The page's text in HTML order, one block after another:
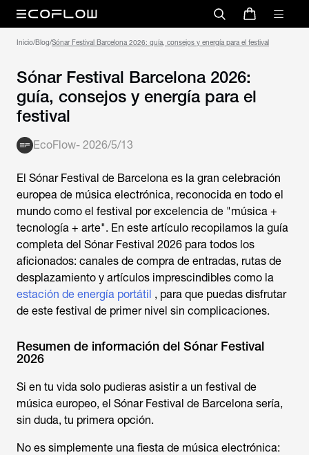
Inicio/Blog/Sónar Festival Barcelona 2026: guía, consejos y energía para el festival
Sónar Festival Barcelona 2026:
guía, consejos y energía para el
festival
EcoFlow- 2026/5/13
El Sónar Festival de Barcelona es la gran celebración
europea de música electrónica, reconocida en todo el
mundo como el festival por excelencia de "música +
tecnología + arte". En este artículo recopilamos la guía
completa del Sónar Festival 2026 para todos los
aficionados: canales de compra de entradas, rutas de
desplazamiento y artículos imprescindibles como la
estación de energía portátil , para que puedas disfrutar
de este festival de primer nivel sin complicaciones.
Resumen de información del Sónar Festival
2026
Si en tu vida solo pudieras asistir a un festival de
música europeo, el Sónar Festival de Barcelona sería,
sin duda, tu primera opción.
No es simplemente una fiesta de música electrónica: